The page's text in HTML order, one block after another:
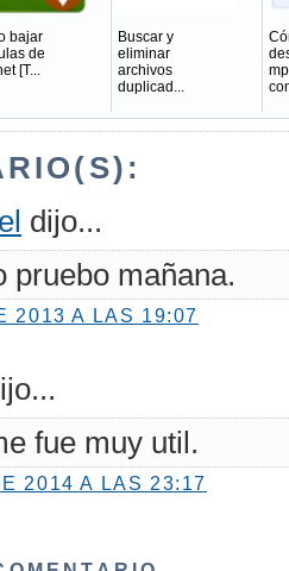
bajar
de
[T...
Buscar y
eliminar
archivos
duplicad...
dijo...
pruebo mañana.
2013 A LAS 19:07
fue muy util.
2014 A LAS 23:17